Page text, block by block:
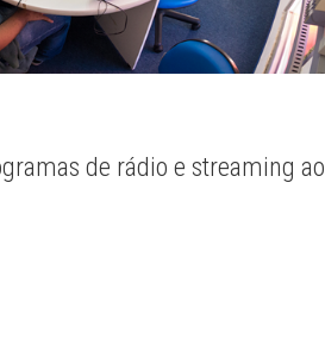
de rádio e streaming ao